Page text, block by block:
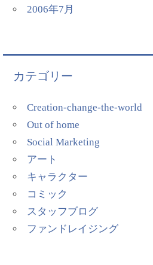
2006年7月
カテゴリー
Creation-change-the-world
Out of home
Social Marketing
アート
キャラクター
コミック
スタッフブログ
ファンドレイジング